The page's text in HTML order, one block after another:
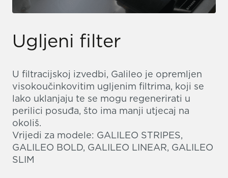
Ugljeni filter
U filtracijskoj izvedbi, Galileo je opremljen
visokoučinkovitim ugljenim filtrima, koji se
lako uklanjaju te se mogu regenerirati u
perilici posuđa, što ima manji utjecaj na
okoliš.
Vrijedi za modele: GALILEO STRIPES,
GALILEO BOLD, GALILEO LINEAR, GALILEO
SLIM